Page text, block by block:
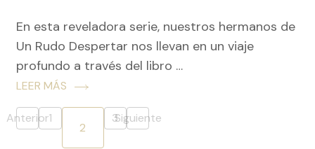
En esta reveladora serie, nuestros hermanos de
Un Rudo Despertar nos llevan en un viaje
profundo a través del libro …
LEER MÁS
Paginación
AnteriorPágina
1
Página
2 Página
3Siguiente